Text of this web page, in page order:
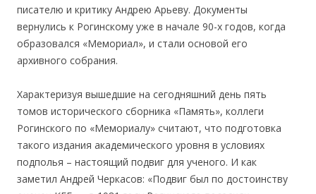
писателю и критику Андрею Арьеву. Документы
вернулись к Рогинскому уже в начале 90-х годов, когда
образовался «Мемориал», и стали основой его
архивного собрания.
Характеризуя вышедшие на сегодняшний день пять
томов исторического сборника «Память», коллеги
Рогинского по «Мемориалу» считают, что подготовка
такого издания академического уровня в условиях
подполья – настоящий подвиг для ученого. И как
заметил Андрей Черкасов: «Подвиг был по достоинству